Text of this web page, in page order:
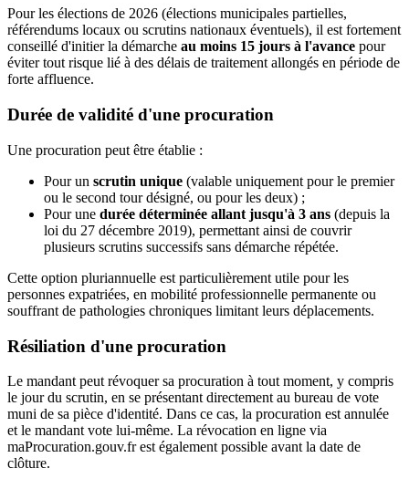
Pour les élections de 2026 (élections municipales partielles,
référendums locaux ou scrutins nationaux éventuels), il est fortement
conseillé d'initier la démarche au moins 15 jours à l'avance pour
éviter tout risque lié à des délais de traitement allongés en période de
forte affluence.
Durée de validité d'une procuration
Une procuration peut être établie :
Pour un scrutin unique (valable uniquement pour le premier
ou le second tour désigné, ou pour les deux) ;
Pour une durée déterminée allant jusqu'à 3 ans (depuis la
loi du 27 décembre 2019), permettant ainsi de couvrir
plusieurs scrutins successifs sans démarche répétée.
Cette option pluriannuelle est particulièrement utile pour les
personnes expatriées, en mobilité professionnelle permanente ou
souffrant de pathologies chroniques limitant leurs déplacements.
Résiliation d'une procuration
Le mandant peut révoquer sa procuration à tout moment, y compris
le jour du scrutin, en se présentant directement au bureau de vote
muni de sa pièce d'identité. Dans ce cas, la procuration est annulée
et le mandant vote lui-même. La révocation en ligne via
maProcuration.gouv.fr est également possible avant la date de
clôture.